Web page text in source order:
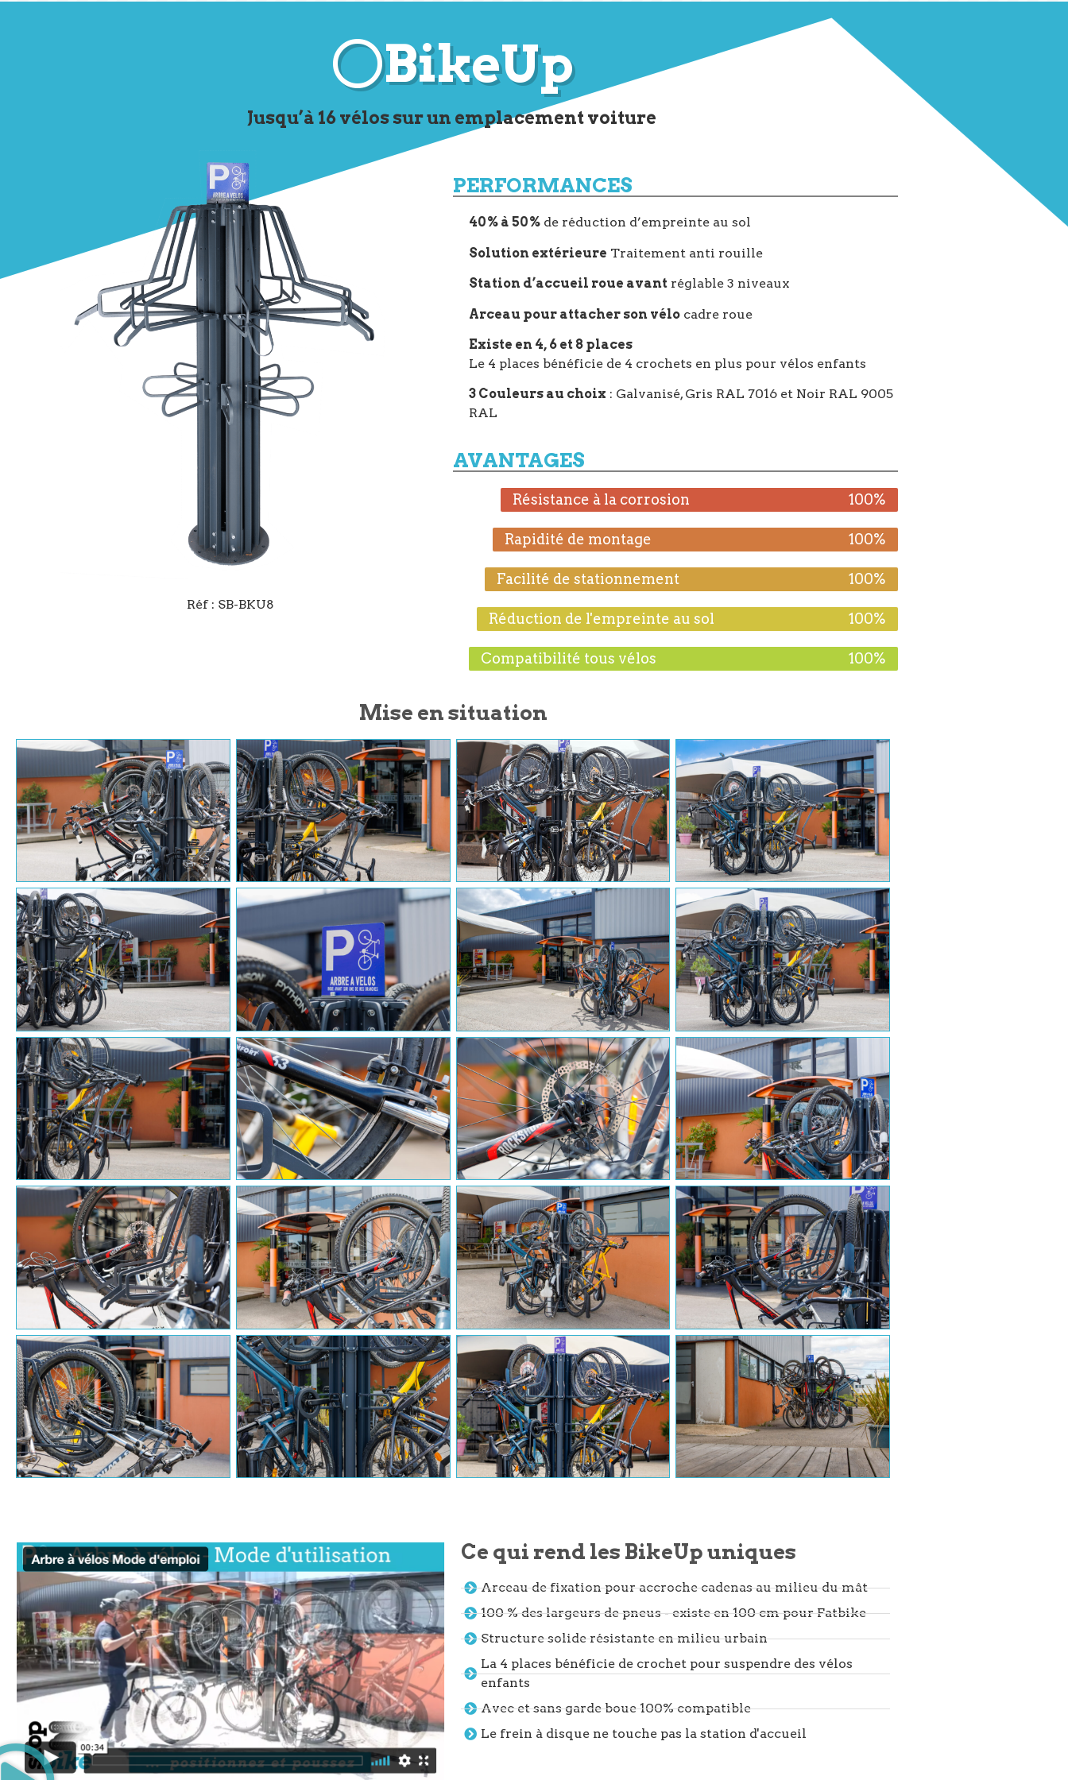
BikeUp
Jusqu’à 16 vélos sur un emplacement voiture
Réf : SB-BKU8
PERFORMANCES
40% à 50% de réduction d’empreinte au sol
Solution extérieure Traitement anti rouille
Station d’accueil roue avant réglable 3 niveaux
Arceau pour attacher son vélo cadre roue
Existe en 4, 6 et 8 places
Le 4 places bénéficie de 4 crochets en plus pour vélos enfants
3 Couleurs au choix : Galvanisé, Gris RAL 7016 et Noir RAL 9005
RAL
AVANTAGES
Résistance à la corrosion 100%
Rapidité de montage 100%
Facilité de stationnement 100%
Réduction de l'empreinte au sol 100%
Compatibilité tous vélos 100%
Mise en situation
Ce qui rend les BikeUp uniques
Arceau de fixation pour accroche cadenas au milieu du mât
100 % des largeurs de pneus - existe en 100 cm pour Fatbike
Structure solide résistante en milieu urbain
La 4 places bénéficie de crochet pour suspendre des vélos
enfants
Avec et sans garde boue 100% compatible
Le frein à disque ne touche pas la station d'accueil